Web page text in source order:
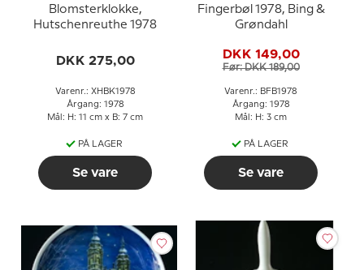
Blomsterklokke,
Hutschenreuthe 1978
DKK 275,00
Varenr.: XHBK1978
Årgang: 1978
Mål: H: 11 cm x B: 7 cm
PÅ LAGER
Se vare
Fingerbøl 1978, Bing &
Grøndahl
DKK 149,00
Før: DKK 189,00
Varenr.: BFB1978
Årgang: 1978
Mål: H: 3 cm
PÅ LAGER
Se vare